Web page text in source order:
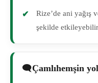
Rize’de ani yağış
şekilde
Çamlıhemşin